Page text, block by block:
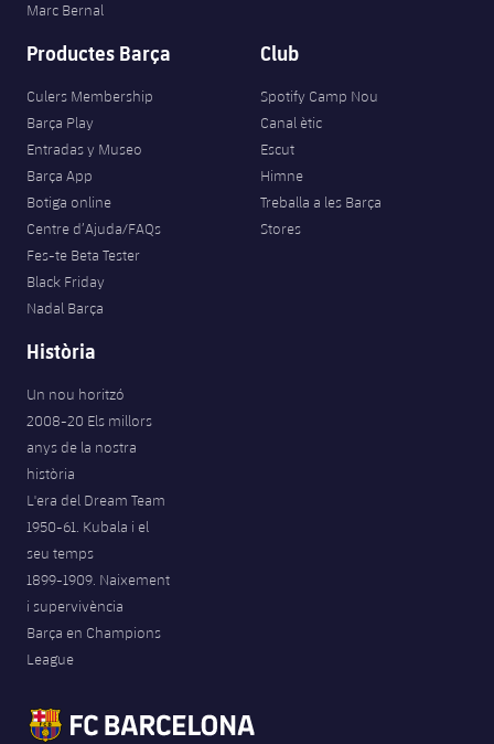
Marc Bernal
Productes Barça
Culers Membership
Barça Play
Entradas y Museo
Barça App
Botiga online
Centre d’Ajuda/FAQs
Fes-te Beta Tester
Black Friday
Nadal Barça
Club
Spotify Camp Nou
Canal ètic
Escut
Himne
Treballa a les Barça
Stores
Història
Un nou horitzó
2008-20 Els millors
anys de la nostra
història
L'era del Dream Team
1950-61. Kubala i el
seu temps
1899-1909. Naixement
i supervivència
Barça en Champions
League